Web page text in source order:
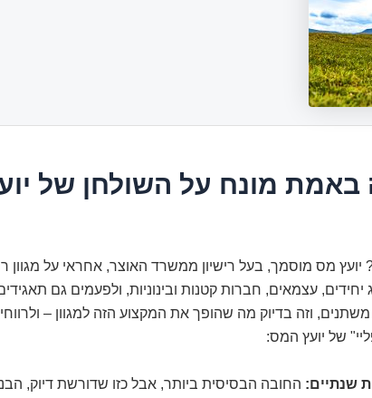
מונח על השולחן של
יועץ מס מוסמך, בעל רישיון ממשרד האוצר, אחראי על מגוון
יחידים, עצמאים, חברות קטנות ובינוניות, ולפעמים גם
וזה בדיוק מה שהופך את המקצוע הזה למגוון –
של יועץ המס:
שנתיים: החובה הבסיסית ביותר, אבל כזו שדורשת דיוק,